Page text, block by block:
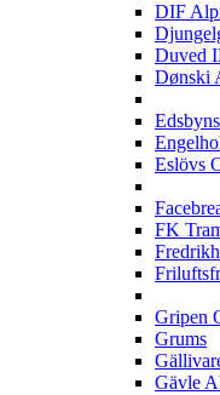
DIF
Duved
Dønski
Eslövs
FK
Gripen
Grums
Gävle